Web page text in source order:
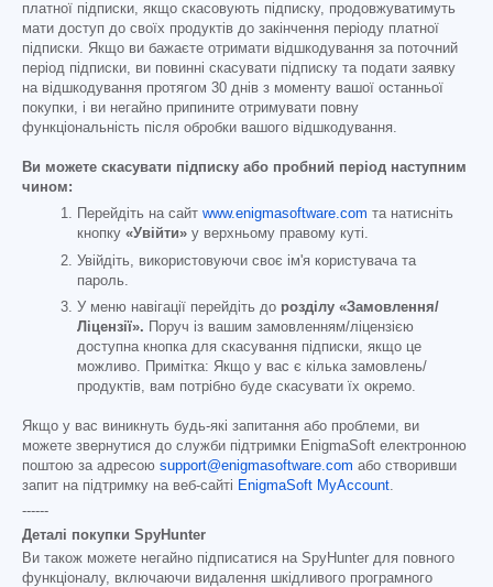
платної підписки, якщо скасовують підписку, продовжуватимуть
мати доступ до своїх продуктів до закінчення періоду платної
підписки. Якщо ви бажаєте отримати відшкодування за поточний
період підписки, ви повинні скасувати підписку та подати заявку
на відшкодування протягом 30 днів з моменту вашої останньої
покупки, і ви негайно припините отримувати повну
функціональність після обробки вашого відшкодування.
Ви можете скасувати підписку або пробний період наступним
чином:
Перейдіть на сайт www.enigmasoftware.com та натисніть
кнопку «Увійти» у верхньому правому куті.
Увійдіть, використовуючи своє ім'я користувача та
пароль.
У меню навігації перейдіть до розділу «Замовлення/
Ліцензії». Поруч із вашим замовленням/ліцензією
доступна кнопка для скасування підписки, якщо це
можливо. Примітка: Якщо у вас є кілька замовлень/
продуктів, вам потрібно буде скасувати їх окремо.
Якщо у вас виникнуть будь-які запитання або проблеми, ви
можете звернутися до служби підтримки EnigmaSoft електронною
поштою за адресою support@enigmasoftware.com або створивши
запит на підтримку на веб-сайті EnigmaSoft MyAccount.
------
Деталі покупки SpyHunter
Ви також можете негайно підписатися на SpyHunter для повного
функціоналу, включаючи видалення шкідливого програмного